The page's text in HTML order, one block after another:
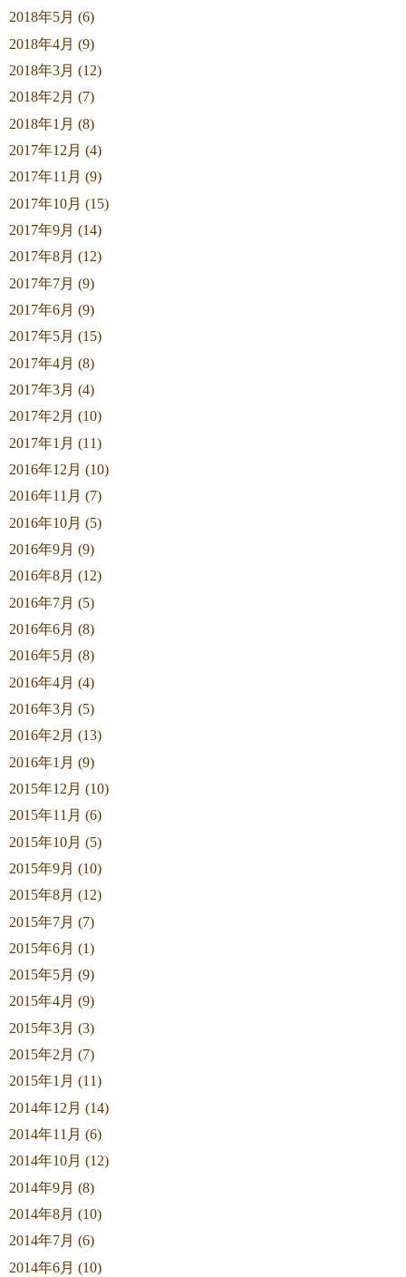
2018年5月 (6)
2018年4月 (9)
2018年3月 (12)
2018年2月 (7)
2018年1月 (8)
2017年12月 (4)
2017年11月 (9)
2017年10月 (15)
2017年9月 (14)
2017年8月 (12)
2017年7月 (9)
2017年6月 (9)
2017年5月 (15)
2017年4月 (8)
2017年3月 (4)
2017年2月 (10)
2017年1月 (11)
2016年12月 (10)
2016年11月 (7)
2016年10月 (5)
2016年9月 (9)
2016年8月 (12)
2016年7月 (5)
2016年6月 (8)
2016年5月 (8)
2016年4月 (4)
2016年3月 (5)
2016年2月 (13)
2016年1月 (9)
2015年12月 (10)
2015年11月 (6)
2015年10月 (5)
2015年9月 (10)
2015年8月 (12)
2015年7月 (7)
2015年6月 (1)
2015年5月 (9)
2015年4月 (9)
2015年3月 (3)
2015年2月 (7)
2015年1月 (11)
2014年12月 (14)
2014年11月 (6)
2014年10月 (12)
2014年9月 (8)
2014年8月 (10)
2014年7月 (6)
2014年6月 (10)